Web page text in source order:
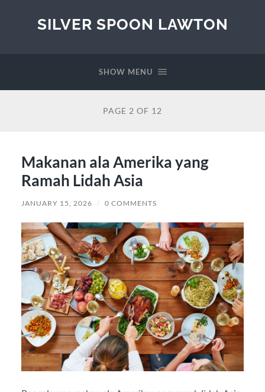
SILVER SPOON LAWTON
SHOW MENU
PAGE 2 OF 12
Makanan ala Amerika yang
Ramah Lidah Asia
JANUARY 15, 2026 / 0 COMMENTS